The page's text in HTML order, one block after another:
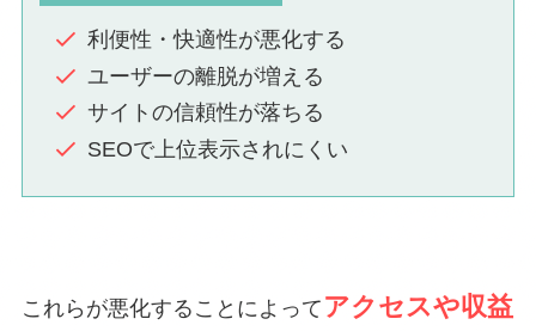
利便性・快適性が悪化する
ユーザーの離脱が増える
サイトの信頼性が落ちる
SEOで上位表示されにくい
これらが悪化することによって アクセスや収益